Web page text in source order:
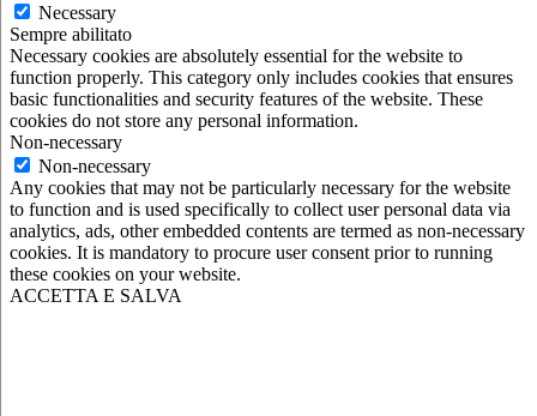
Necessary
Sempre abilitato
Necessary cookies are absolutely essential for the website to
function properly. This category only includes cookies that ensures
basic functionalities and security features of the website. These
cookies do not store any personal information.
Non-necessary
Non-necessary
Any cookies that may not be particularly necessary for the website
to function and is used specifically to collect user personal data via
analytics, ads, other embedded contents are termed as non-necessary
cookies. It is mandatory to procure user consent prior to running
these cookies on your website.
ACCETTA E SALVA